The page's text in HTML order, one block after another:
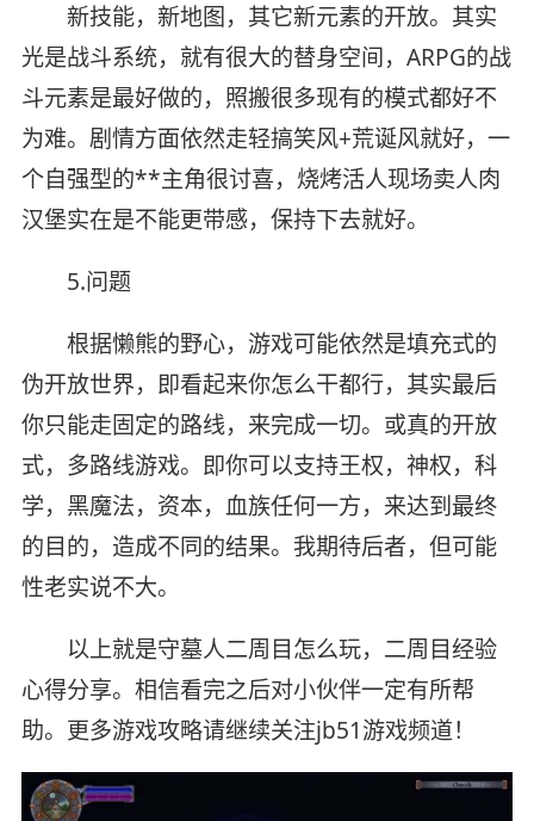
新技能，新地图，其它新元素的开放。其实
光是战斗系统，就有很大的替身空间，ARPG的战
斗元素是最好做的，照搬很多现有的模式都好不
为难。剧情方面依然走轻搞笑风+荒诞风就好，一
个自强型的**主角很讨喜，烧烤活人现场卖人肉
汉堡实在是不能更带感，保持下去就好。
5.问题
根据懒熊的野心，游戏可能依然是填充式的
伪开放世界，即看起来你怎么干都行，其实最后
你只能走固定的路线，来完成一切。或真的开放
式，多路线游戏。即你可以支持王权，神权，科
学，黑魔法，资本，血族任何一方，来达到最终
的目的，造成不同的结果。我期待后者，但可能
性老实说不大。
以上就是守墓人二周目怎么玩，二周目经验
心得分享。相信看完之后对小伙伴一定有所帮
助。更多游戏攻略请继续关注jb51游戏频道！